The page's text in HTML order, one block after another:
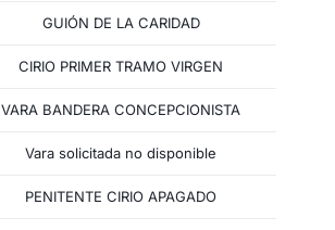
GUIÓN DE LA CARIDAD
CIRIO PRIMER TRAMO VIRGEN
VARA BANDERA CONCEPCIONISTA
Vara solicitada no disponible
PENITENTE CIRIO APAGADO